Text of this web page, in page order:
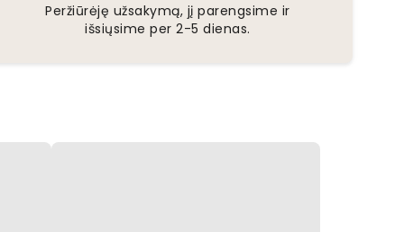
Peržiūrėję užsakymą, jį parengsime ir
išsiųsime per 2-5 dienas.